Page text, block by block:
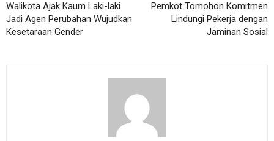
Walikota Ajak Kaum Laki-laki
Jadi Agen Perubahan Wujudkan
Kesetaraan Gender
Pemkot Tomohon Komitmen
Lindungi Pekerja dengan
Jaminan Sosial